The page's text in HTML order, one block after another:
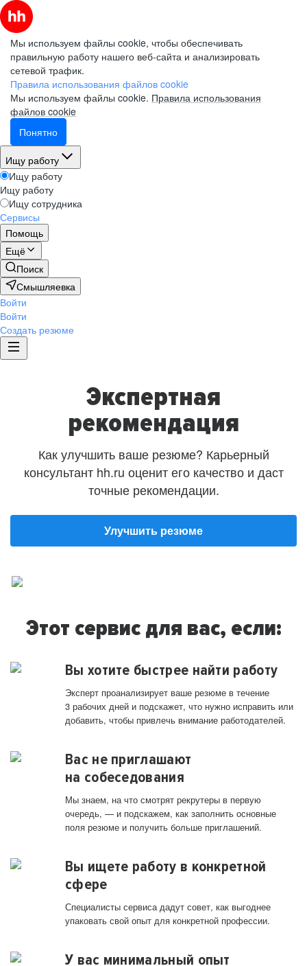
Мы используем файлы cookie, чтобы обеспечивать
правильную работу нашего веб-сайта и анализировать
сетевой трафик.
Правила использования файлов cookie
Мы используем файлы cookie. Правила использования
файлов cookie
Понятно
Ищу работу
Ищу работу
Ищу работу
Ищу сотрудника
Сервисы
Помощь
Ещё
Поиск
Смышляевка
Войти
Войти
Создать резюме
Экспертная
рекомендация
Как улучшить ваше резюме? Карьерный
консультант hh.ru оценит его качество и даст
точные рекомендации.
Улучшить резюме
Этот сервис для вас, если:
Вы хотите быстрее найти работу
Эксперт проанализирует ваше резюме в течение
3 рабочих дней и подскажет, что нужно исправить или
добавить, чтобы привлечь внимание работодателей.
Вас не приглашают
на собеседования
Мы знаем, на что смотрят рекрутеры в первую
очередь, — и подскажем, как заполнить основные
поля резюме и получить больше приглашений.
Вы ищете работу в конкретной
сфере
Специалисты сервиса дадут совет, как выгоднее
упаковать свой опыт для конкретной профессии.
У вас минимальный опыт